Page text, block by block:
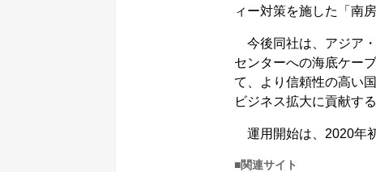
ィー対策を施した「南
今後同社は、アジア
センターへの海底ケー
て、より信頼性の高い
ビジネス拡大に貢献す
運用開始は、2020年
■関連サイト